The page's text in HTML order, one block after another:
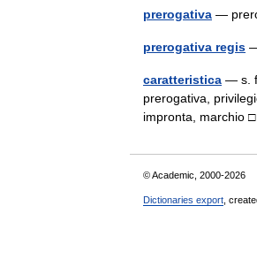
prerogativa —
prerogativa regis
caratteristica — s.
prerogativa,
impronta, marchio
© Academic, 2000-2026
Dictionaries export ,